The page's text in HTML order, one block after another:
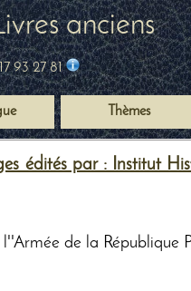
anciens
93 27 81
Thèmes
édités par : Institut
de la République